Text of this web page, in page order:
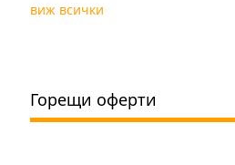
виж всички
Горещи оферти